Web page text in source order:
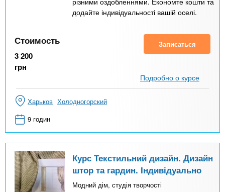
додайте індивідуальності вашій оселі.
Стоимость
3 200
грн
Записаться
Подробно о курсе
Харьков Холодногорский
9 годин
Курс Текстильний дизайн. Дизайн
штор та гардин. Індивідуально
Модний дім, студія творчості